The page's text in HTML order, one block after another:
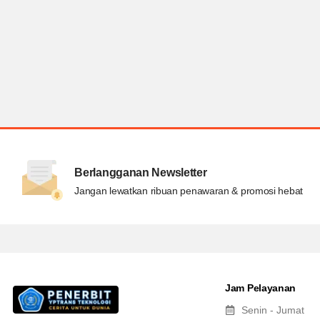
Berlangganan Newsletter
Jangan lewatkan ribuan penawaran & promosi hebat
Jam Pelayanan
Senin - Jumat